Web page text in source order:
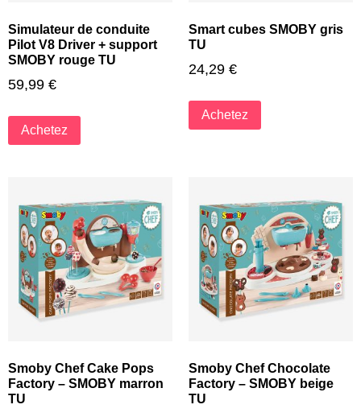
Simulateur de conduite
Pilot V8 Driver + support
SMOBY rouge TU
59,99 €
Achetez
Smart cubes SMOBY gris
TU
24,29 €
Achetez
Smoby Chef Cake Pops
Factory – SMOBY marron
TU
Smoby Chef Chocolate
Factory – SMOBY beige
TU